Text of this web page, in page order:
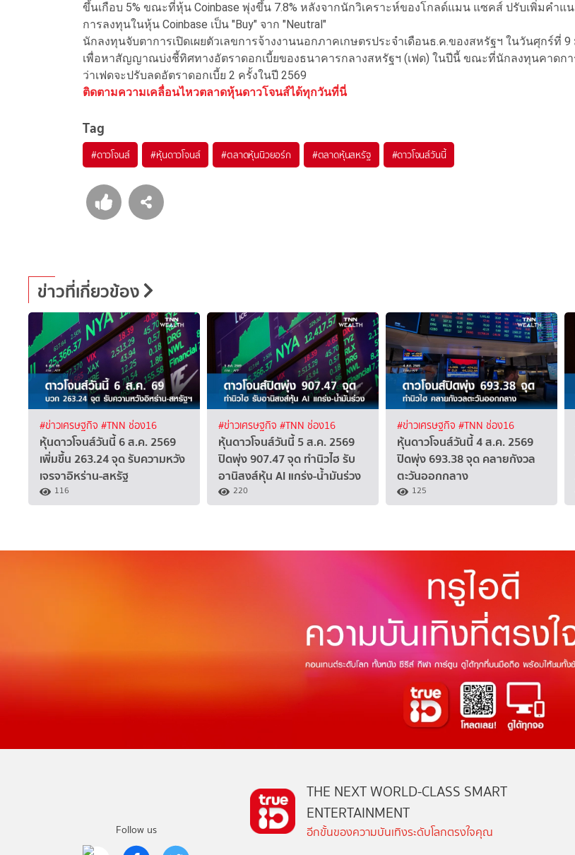
ขึ้นเกือบ 5% ขณะที่หุ้น Coinbase พุ่งขึ้น 7.8% หลังจากนักวิเคราะห์ของโกลด์แมน แซคส์ ปรับเพิ่มคำแ
การลงทุนในหุ้น Coinbase เป็น "Buy" จาก "Neutral"
นักลงทุนจับตาการเปิดเผยตัวเลขการจ้างงานนอกภาคเกษตรประจำเดือนธ.ค.ของสหรัฐฯ ในวันศุกร์ที่ 9
เพื่อหาสัญญาณบ่งชี้ทิศทางอัตราดอกเบี้ยของธนาคารกลางสหรัฐฯ (เฟด) ในปีนี้ ขณะที่นักลงทุนคาดก
ว่าเฟดจะปรับลดอัตราดอกเบี้ย 2 ครั้งในปี 2569
ติดตามความเคลื่อนไหวตลาดหุ้นดาวโจนส์ได้ทุกวันที่นี่
Tag
#ดาวโจนส์ #หุ้นดาวโจนส์ #ตลาดหุ้นนิวยอร์ก #ตลาดหุ้นสหรัฐ #ดาวโจนส์วันนี้
ข่าวที่เกี่ยวข้อง
#ข่าวเศรษฐกิจ #TNN ช่อง16
หุ้นดาวโจนส์วันนี้ 6 ส.ค. 2569
เพิ่มขึ้น 263.24 จุด รับความหวัง
เจรจาอิหร่าน-สหรัฐ
116
#ข่าวเศรษฐกิจ #TNN ช่อง16
หุ้นดาวโจนส์วันนี้ 5 ส.ค. 2569
ปิดพุ่ง 907.47 จุด ทำนิวไฮ รับ
อานิสงส์หุ้น AI แกร่ง-น้ำมันร่วง
220
#ข่าวเศรษฐกิจ #TNN ช่อง16
หุ้นดาวโจนส์วันนี้ 4 ส.ค. 2569
ปิดพุ่ง 693.38 จุด คลายกังวล
ตะวันออกกลาง
125
Follow us
THE NEXT WORLD-CLASS SMART
ENTERTAINMENT
อีกขั้นของความบันเทิงระดับโลกตรงใจคุณ